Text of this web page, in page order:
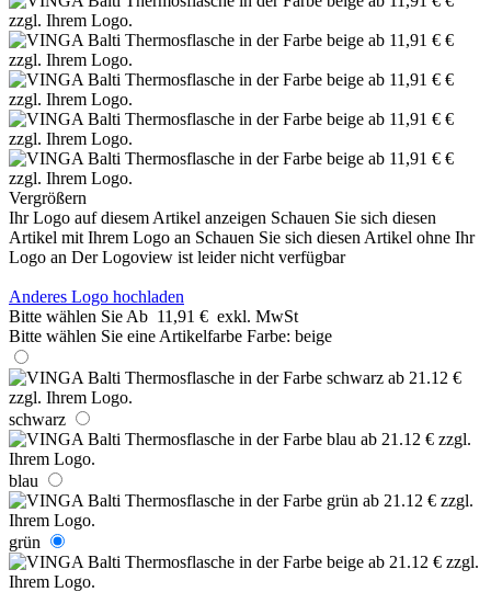
Vergrößern
Ihr Logo auf diesem Artikel anzeigen Schauen Sie sich diesen
Artikel mit Ihrem Logo an Schauen Sie sich diesen Artikel ohne Ihr
Logo an Der Logoview ist leider nicht verfügbar
Anderes Logo hochladen
Bitte wählen Sie Ab 11,91 € exkl. MwSt
Bitte wählen Sie eine Artikelfarbe Farbe: beige
schwarz
blau
grün